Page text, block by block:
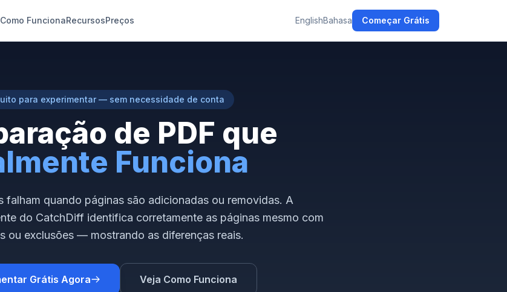
Como FuncionaRecursosPreços EnglishBahasa Começar Grátis
para experimentar — sem necessidade de conta
de PDF que
Funciona
falham quando páginas são adicionadas ou removidas. A
do CatchDiff identifica corretamente as páginas mesmo com
ou exclusões — mostrando as diferenças reais.
Grátis Agora Veja Como Funciona